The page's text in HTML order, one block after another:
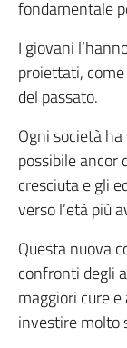
fondamentale
I giovani
proiettati,
del passato.
Ogni società
possibile ancor
cresciuta e gli
verso l’età più
Questa nuova
confronti degli
maggiori cure
investire molto